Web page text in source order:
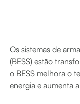
Os sistemas de
(BESS) estão
o BESS melhora o
energia e aumenta